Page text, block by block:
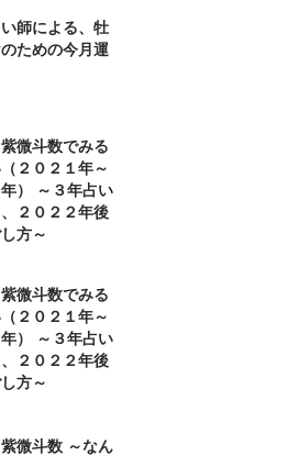
師による、牡
ための今月運
紫微斗数でみる
２０２１年～
） ～３年占い
２０２２年後
方～
紫微斗数でみる
２０２１年～
） ～３年占い
２０２２年後
方～
微斗数 ～なん